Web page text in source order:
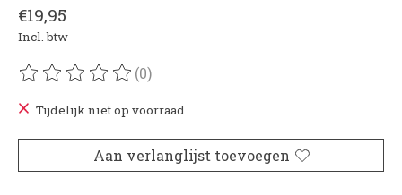
€19,95
Incl. btw
De beoordeling van dit product is
(0)
Tijdelijk niet op voorraad
Aan verlanglijst toevoegen